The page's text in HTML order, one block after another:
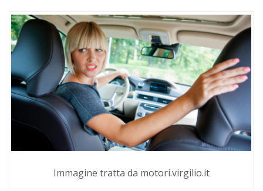
Immagine tratta da motori.virgilio.it